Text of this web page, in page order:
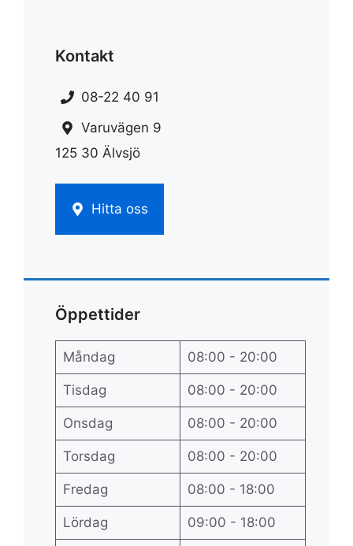
Kontakt
08-22 40 91
Varuvägen 9
125 30 Älvsjö
Hitta oss
Öppettider
Måndag 08:00 - 20:00
Tisdag 08:00 - 20:00
Onsdag 08:00 - 20:00
Torsdag 08:00 - 20:00
Fredag 08:00 - 18:00
Lördag 09:00 - 18:00